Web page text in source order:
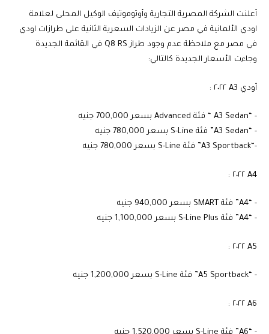
أعلنت الشركة المصرية التجارية وأوتوموتيف الوكيل المحلى لعلامة
اودي الألمانية في مصر عن الزيادات السعرية الثانية على طرازات اودي
في مصر مع ملاحظة عدم وجود طراز Q8 RS في القائمة الجديدة
وجاءت الأسعار الجديدة كالتالي:
أودي A3 ٢٠٢٢ :
‏- “A3 Sedan “ فئة Advanced بسعر 700,000 جنيه
‏- “A3 Sedan” فئة S-Line بسعر 780,000 جنيه
‏-“A3 Sportback” فئة S-Line بسعر 780,000 جنيه
‏- “A4” فئة SMART بسعر 940,000 جنيه
‏- “A4” فئة S-Line Plus بسعر 1,100,000 جنيه
‏- “A5 Sportback” فئة S-Line بسعر 1,200,000 جنيه